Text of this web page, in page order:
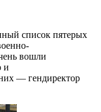
список пятерых
вошли
и
— гендиректор